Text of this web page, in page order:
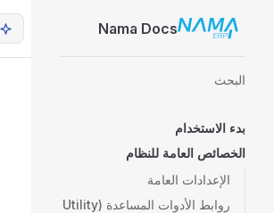
Skip to content
Nama Docs
البحث
بدء الاستخدام
الخصائص العامة للنظام
الإعدادات العامة
روابط الأدوات المساعدة (Utility